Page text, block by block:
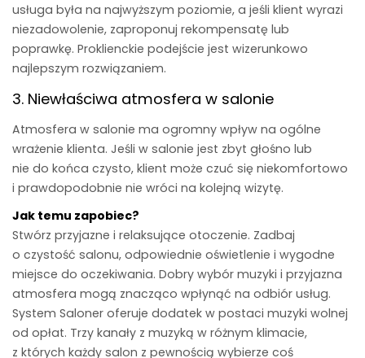
usługa była na najwyższym poziomie, a jeśli klient wyrazi
niezadowolenie, zaproponuj rekompensatę lub
poprawkę. Proklienckie podejście jest wizerunkowo
najlepszym rozwiązaniem.
3. Niewłaściwa atmosfera w salonie
Atmosfera w salonie ma ogromny wpływ na ogólne
wrażenie klienta. Jeśli w salonie jest zbyt głośno lub
nie do końca czysto, klient może czuć się niekomfortowo
i prawdopodobnie nie wróci na kolejną wizytę.
Jak temu zapobiec?
Stwórz przyjazne i relaksujące otoczenie. Zadbaj
o czystość salonu, odpowiednie oświetlenie i wygodne
miejsce do oczekiwania. Dobry wybór muzyki i przyjazna
atmosfera mogą znacząco wpłynąć na odbiór usług.
System Saloner oferuje dodatek w postaci muzyki wolnej
od opłat. Trzy kanały z muzyką w różnym klimacie,
z których każdy salon z pewnością wybierze coś